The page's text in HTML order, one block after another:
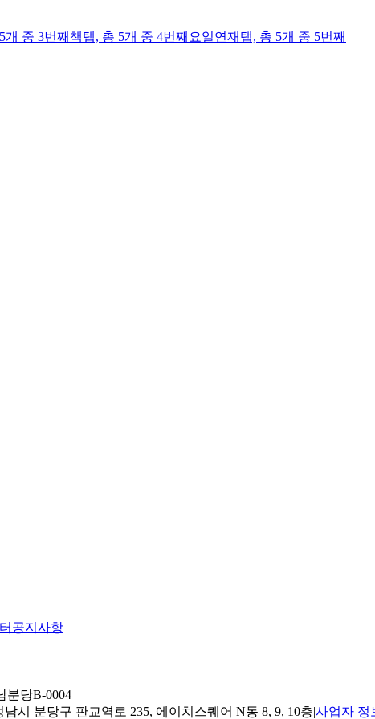
개 중 3번째 책탭, 총 5개 중 4번째 요일연재 탭, 총 5개 중 5번째
공지사항
분당B-0004
남시 분당구 판교역로 235, 에이치스퀘어 N동 8, 9, 10층|사업자 정